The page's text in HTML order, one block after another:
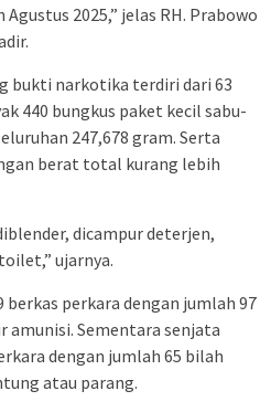
2025,” jelas RH. Prabowo
bukti narkotika terdiri dari 63
440 bungkus paket kecil sabu-
247,678 gram. Serta
berat total kurang lebih
dicampur deterjen,
ujarnya.
perkara dengan jumlah 97
amunisi. Sementara senjata
dengan jumlah 65 bilah
atau parang.